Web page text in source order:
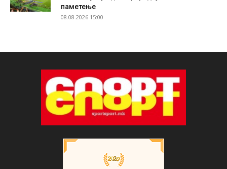
паметење
08.08.2026 15:00